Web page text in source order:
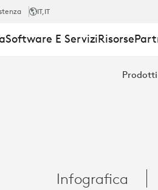
IT,IT
Software E ServiziRisorse
Prodotti
Infografica